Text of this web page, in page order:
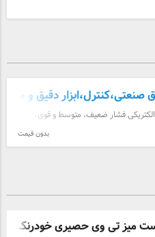
صنعتی،کنترل،ابزار دقیق و
فشار ضعیف، متوسط و قوی.
بدون قیمت
میز تی وی حصیری خودرنگ